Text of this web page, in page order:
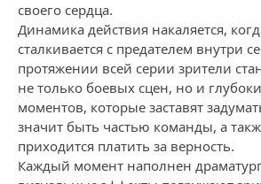
своего сердца.
Динамика действия накаляется,
сталкивается с предателем внутри
протяжении всей серии зрители
не только боевых сцен, но и
моментов, которые заставят
значит быть частью команды, а
приходится платить за верность.
Каждый момент наполнен